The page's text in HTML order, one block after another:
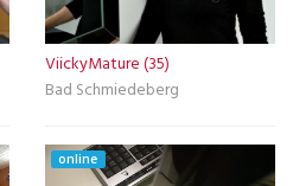
ViickyMature (35)
Bad Schmiedeberg
online